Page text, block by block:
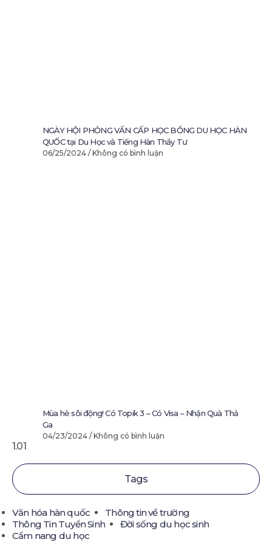
NGÀY HỘI PHỎNG VẤN CẤP HỌC BỔNG DU HỌC HÀN
QUỐC tại Du Học và Tiếng Hàn Thầy Tư
06/25/2024 Không có bình luận
Mùa hè sôi động! Có Topik 3 – Có Visa – Nhận Quà Thả
Ga
04/23/2024 Không có bình luận
Tags
Văn hóa hàn quốc
Thông tin về trường
Thông Tin Tuyển Sinh
Đời sống du học sinh
Cẩm nang du học